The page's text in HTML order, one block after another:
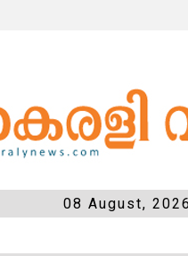
08 August,